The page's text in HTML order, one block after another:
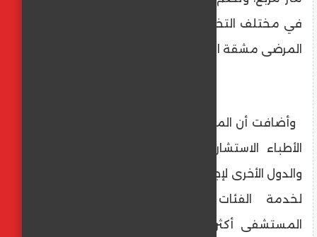
في مختلف التخصصات الطبية، بما يخفف عن
المرضى مشقة السفر إلى المحافظات المجاورة.
وأضافت أن المستشفى متعاقد مع عدد من
الأطباء الاستشاريين من مختلف المحافظات
والدول الأخرى لإجراء فحوصات و عمليات جراحية
لخدمة الفئات الأولى بالرعاية، ويستقبل